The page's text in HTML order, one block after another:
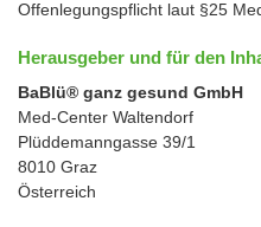
Offenlegungspflicht laut §25
Herausgeber und für den
BaBlü® ganz gesund GmbH
Med-Center Waltendorf
Plüddemanngasse 39/1
8010 Graz
Österreich